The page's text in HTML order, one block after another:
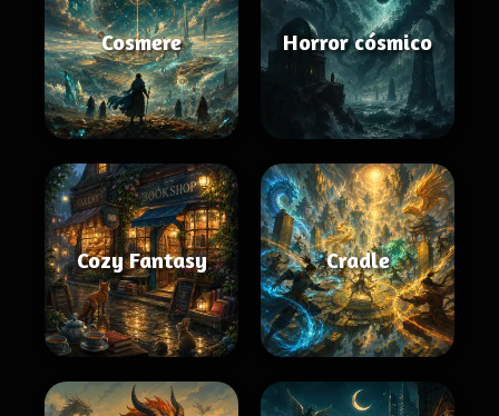
Cosmere Horror cósmico
Cozy Fantasy Cradle